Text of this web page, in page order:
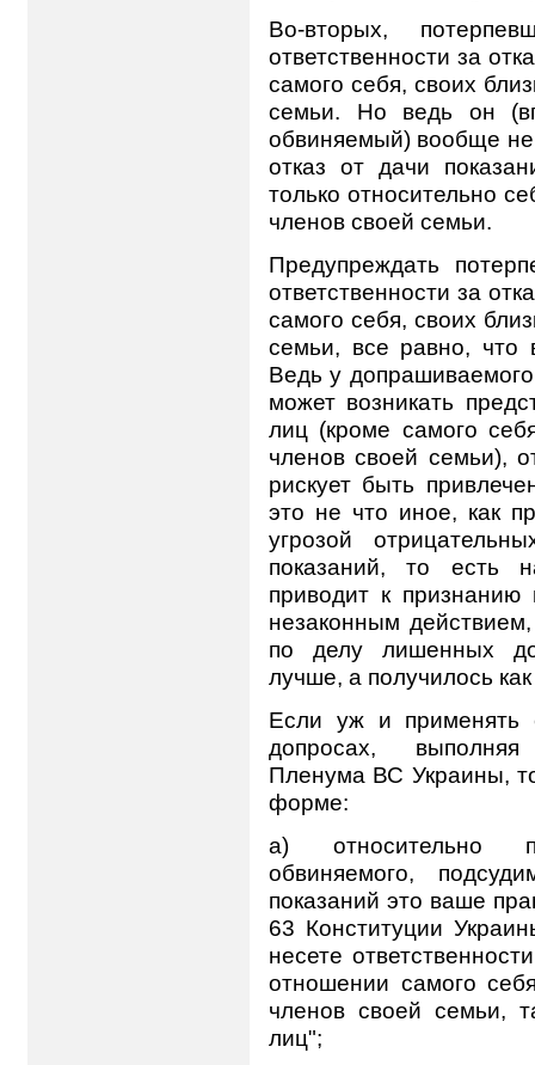
Во-вторых,
ответственности за
самого себя, своих
семьи. Но ведь он
обвиняемый) вообще не
отказ от дачи
только относительно
членов своей семьи.
Предупреждать
ответственности за
самого себя, своих
семьи, все равно, что
Ведь у
может возникать
лиц (кроме самого
членов своей семьи),
рискует быть
это не что иное, как
угрозой
показаний, то есть
приводит к признанию
незаконным
по делу лишенных
лучше, а получилось как
Если уж и применять
допросах,
Пленума ВС Украины,
форме:
а) относительно
обвиняемого,
показаний это ваше
63 Конституции
несете
отношении самого
членов своей семьи,
лиц";